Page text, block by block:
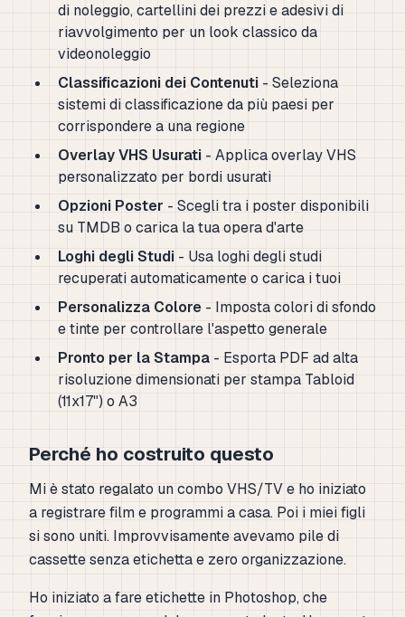
di noleggio, cartellini dei prezzi e adesivi di
riavvolgimento per un look classico da
videonoleggio
Classificazioni dei Contenuti - Seleziona
sistemi di classificazione da più paesi per
corrispondere a una regione
Overlay VHS Usurati - Applica overlay VHS
personalizzato per bordi usurati
Opzioni Poster - Scegli tra i poster disponibili
su TMDB o carica la tua opera d'arte
Loghi degli Studi - Usa loghi degli studi
recuperati automaticamente o carica i tuoi
Personalizza Colore - Imposta colori di sfondo
e tinte per controllare l'aspetto generale
Pronto per la Stampa - Esporta PDF ad alta
risoluzione dimensionati per stampa Tabloid
(11x17") o A3
Perché ho costruito questo
Mi è stato regalato un combo VHS/TV e ho iniziato
a registrare film e programmi a casa. Poi i miei figli
si sono uniti. Improvvisamente avevamo pile di
cassette senza etichetta e zero organizzazione.
Ho iniziato a fare etichette in Photoshop, che